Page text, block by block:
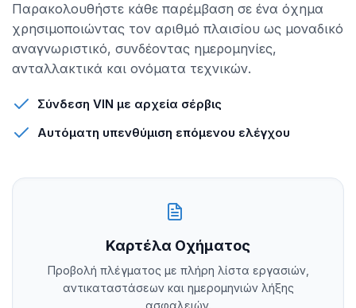
Παρακολουθήστε κάθε παρέμβαση σε ένα όχημα
χρησιμοποιώντας τον αριθμό πλαισίου ως μοναδικό
αναγνωριστικό, συνδέοντας ημερομηνίες,
ανταλλακτικά και ονόματα τεχνικών.
Σύνδεση VIN με αρχεία σέρβις
Αυτόματη υπενθύμιση επόμενου ελέγχου
Καρτέλα Οχήματος
Προβολή πλέγματος με πλήρη λίστα εργασιών,
αντικαταστάσεων και ημερομηνιών λήξης
ασφαλειών.